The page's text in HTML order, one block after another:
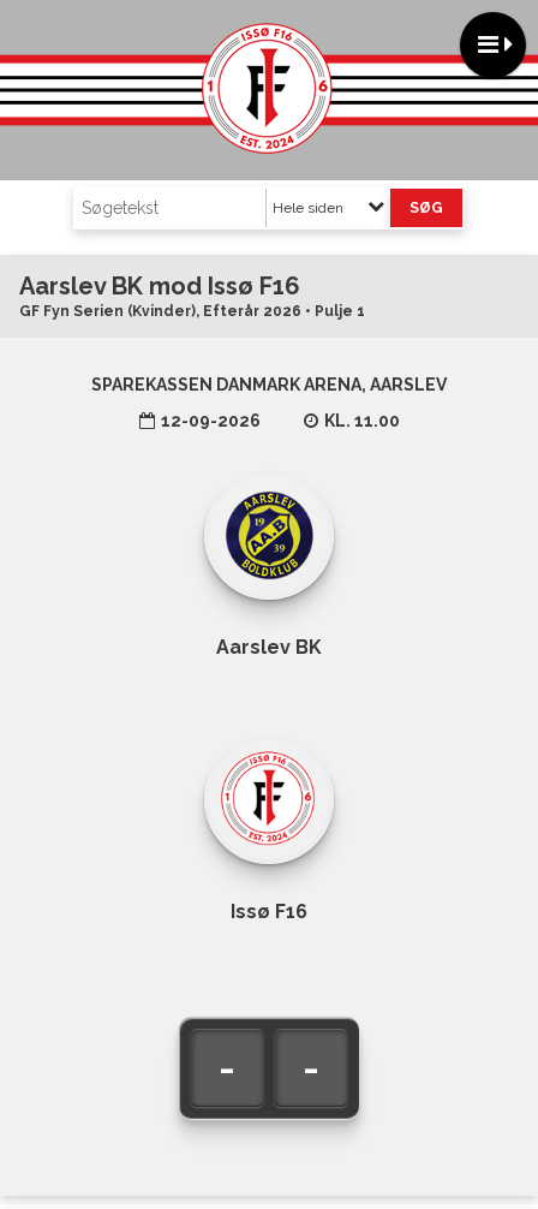
Hele siden
Aarslev BK mod Issø F16
GF Fyn Serien (Kvinder), Efterår 2026 • Pulje 1
SPAREKASSEN DANMARK ARENA, AARSLEV
12-09-2026
KL. 11.00
Aarslev BK
- -
Issø F16